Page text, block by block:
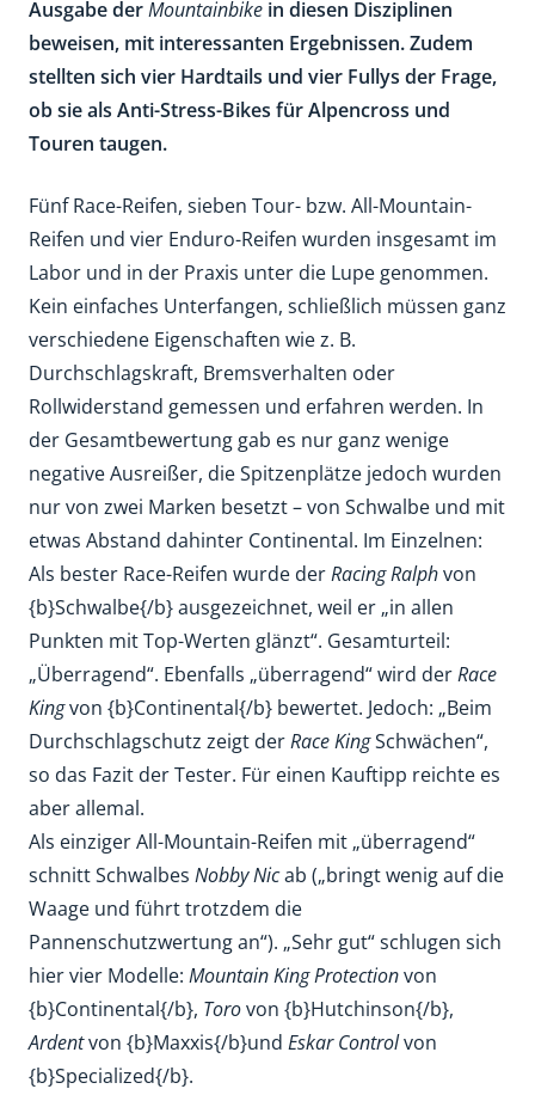
Ausgabe derMountainbike in diesen Disziplinen
beweisen, mit interessanten Ergebnissen. Zudem
stellten sich vier Hardtails und vier Fullys der Frage,
ob sie als Anti-Stress-Bikes für Alpencross und
Touren taugen.
Fünf Race-Reifen, sieben Tour- bzw. All-Mountain-
Reifen und vier Enduro-Reifen wurden insgesamt im
Labor und in der Praxis unter die Lupe genommen.
Kein einfaches Unterfangen, schließlich müssen ganz
verschiedene Eigenschaften wie z. B.
Durchschlagskraft, Bremsverhalten oder
Rollwiderstand gemessen und erfahren werden. In
der Gesamtbewertung gab es nur ganz wenige
negative Ausreißer, die Spitzenplätze jedoch wurden
nur von zwei Marken besetzt – von Schwalbe und mit
etwas Abstand dahinter Continental. Im Einzelnen:
Als bester Race-Reifen wurde derRacing Ralphvon
{b}Schwalbe{/b} ausgezeichnet, weil er „in allen
Punkten mit Top-Werten glänzt“. Gesamturteil:
„Überragend“. Ebenfalls „überragend“ wird derRace
Kingvon {b}Continental{/b} bewertet. Jedoch: „Beim
Durchschlagschutz zeigt derRace KingSchwächen“,
so das Fazit der Tester. Für einen Kauftipp reichte es
aber allemal.
Als einziger All-Mountain-Reifen mit „überragend“
schnitt Schwalbes Nobby Nicab („bringt wenig auf die
Waage und führt trotzdem die
Pannenschutzwertung an“). „Sehr gut“ schlugen sich
hier vier Modelle: Mountain King Protectionvon
{b}Continental{/b}, Torovon {b}Hutchinson{/b},
Ardentvon {b}Maxxis{/b}und Eskar Controlvon
{b}Specialized{/b}.